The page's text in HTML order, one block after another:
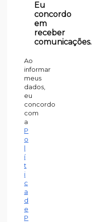
Eu
concordo
em
receber
comunicações.
Ao
informar
meus
dados,
eu
concordo
com
a
P
o
l
í
t
i
c
a
d
e
P